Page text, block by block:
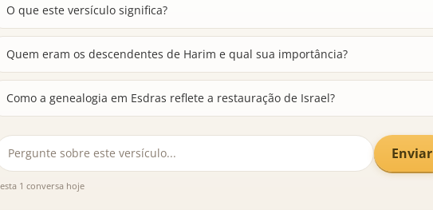
O que este versículo significa?
Quem eram os descendentes de Harim e qual sua importância?
Como a genealogia em Esdras reflete a restauração de Israel?
Enviar
1 conversa hoje